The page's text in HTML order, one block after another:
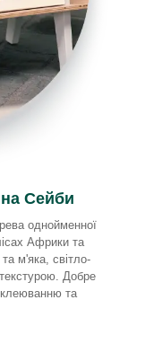
Сейби
однойменної
Африки та
м'яка, світло-
Добре
та